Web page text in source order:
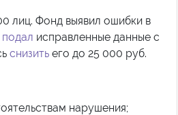
лиц. Фонд выявил ошибки в
подал исправленные данные с
снизить его до 25 000 руб.
нарушения;